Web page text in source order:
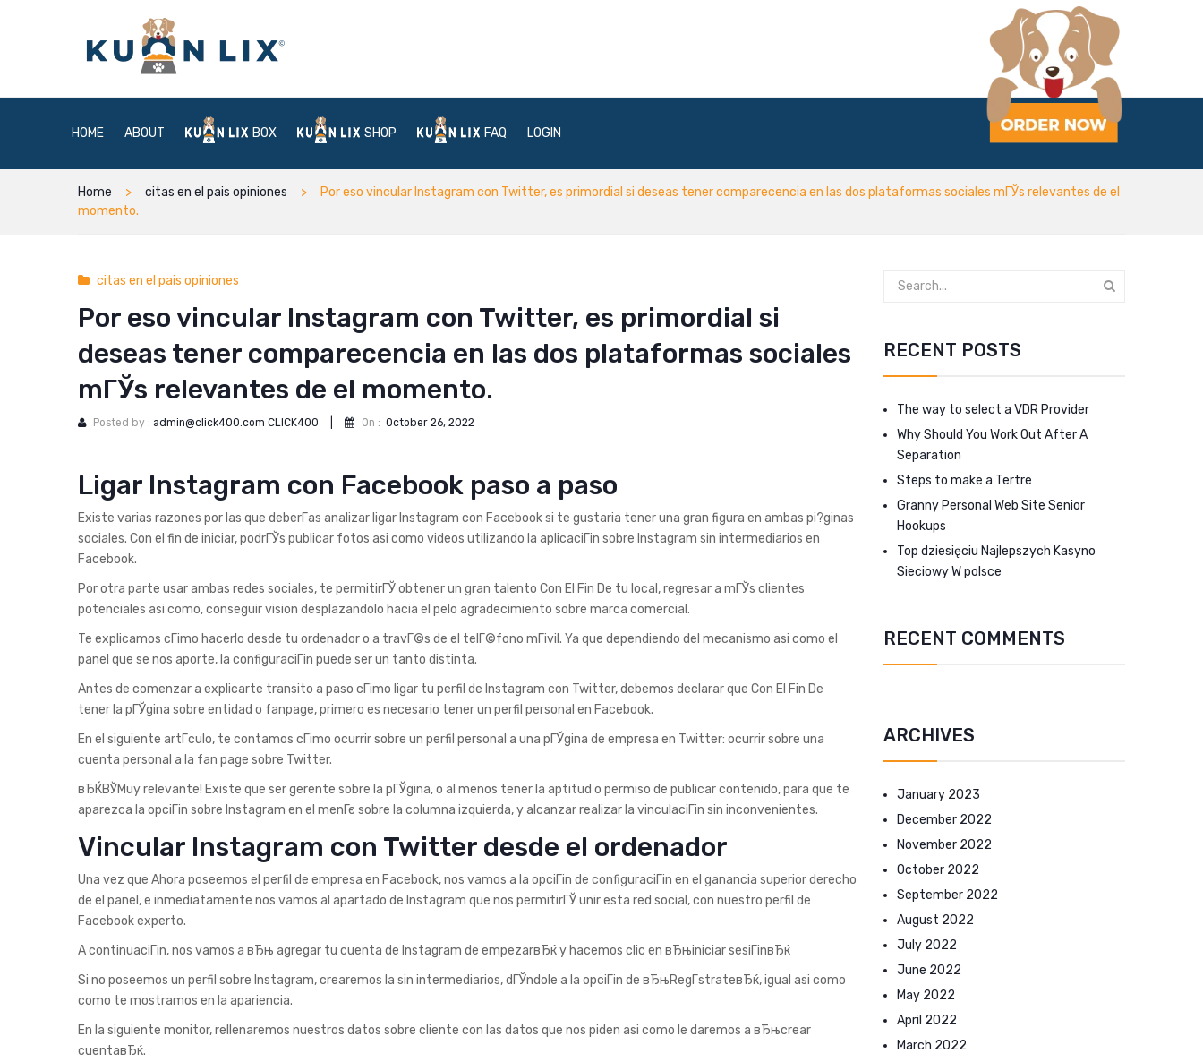
HOME ABOUT BOX SHOP FAQ LOGIN
Home citas en el pais opiniones
Por eso vincular Instagram con Twitter, es primordial si deseas tener comparecencia en las dos plataformas sociales mГЎs relevantes de el
momento.
citas en el pais opiniones
Por eso vincular Instagram con Twitter, es primordial si
deseas tener comparecencia en las dos plataformas sociales
mГЎs relevantes de el momento.
Posted by : admin@click400.com CLICK400 On : October 26, 2022
Ligar Instagram con Facebook paso a paso
Existe varias razones por las que deberГ­as analizar ligar Instagram con Facebook si te gustaria tener una gran figura en ambas pi?ginas
sociales. Con el fin de iniciar, podrГЎs publicar fotos asi­ como videos utilizando la aplicaciГіn sobre Instagram sin intermediarios en
Facebook.
Por otra parte usar ambas redes sociales, te permitirГЎ obtener un gran talento Con El Fin De tu local, regresar a mГЎs clientes
potenciales asi­ como, conseguir vision desplazandolo hacia el pelo agradecimiento sobre marca comercial.
Te explicamos cГіmo hacerlo desde tu ordenador o a travГ©s de el telГ©fono mГіvil. Ya que dependiendo del mecanismo asi­ como el
panel que se nos aporte, la configuraciГіn puede ser un tanto distinta.
Antes de comenzar a explicarte transito a paso cГіmo ligar tu perfil de Instagram con Twitter, debemos declarar que Con El Fin De
tener la pГЎgina sobre entidad o fanpage, primero es necesario tener un perfil personal en Facebook.
En el siguiente artГ­culo, te contamos cГіmo ocurrir sobre un perfil personal a una pГЎgina de empresa en Twitter: ocurrir sobre una
cuenta personal a la fan page sobre Twitter.
вЂЌВЎMuy relevante! Existe que ser gerente sobre la pГЎgina, o al menos tener la aptitud o permiso de publicar contenido, para que te
aparezca la opciГіn sobre Instagram en el menГє sobre la columna izquierda, y alcanzar realizar la vinculaciГіn sin inconvenientes.
Vincular Instagram con Twitter desde el ordenador
Una vez que Ahora poseemos el perfil de empresa en Facebook, nos vamos a la opciГіn de configuraciГіn en el ganancia superior derecho
de el panel, e inmediatamente nos vamos al apartado de Instagram que nos permitirГЎ unir esta red social, con nuestro perfil de
Facebook experto.
A continuaciГіn, nos vamos a вЂњ agregar tu cuenta de Instagram de empezarвЂќ y hacemos clic en вЂњiniciar sesiГіnвЂќ
Si no poseemos un perfil sobre Instagram, crearemos la sin intermediarios, dГЎndole a la opciГіn de вЂњRegГ­strateвЂќ, igual asi­ como
como te mostramos en la apariencia.
En la siguiente monitor, rellenaremos nuestros datos sobre cliente con las datos que nos piden asi­ como le daremos a вЂњcrear
cuentaвЂќ.
RECENT POSTS
The way to select a VDR Provider
Why Should You Work Out After A
Separation
Steps to make a Tertre
Granny Personal Web Site Senior
Hookups
Top dziesięciu Najlepszych Kasyno
Sieciowy W polsce
RECENT COMMENTS
ARCHIVES
January 2023
December 2022
November 2022
October 2022
September 2022
August 2022
July 2022
June 2022
May 2022
April 2022
March 2022